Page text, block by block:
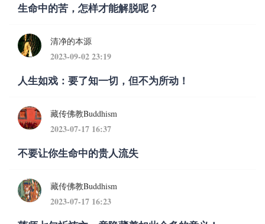
生命中的苦，怎样才能解脱呢？
清净的本源
2023-09-02 23:19
人生如戏：要了知一切，但不为所动！
藏传佛教Buddhism
2023-07-17 16:37
不要让你生命中的贵人流失
藏传佛教Buddhism
2023-07-17 16:23